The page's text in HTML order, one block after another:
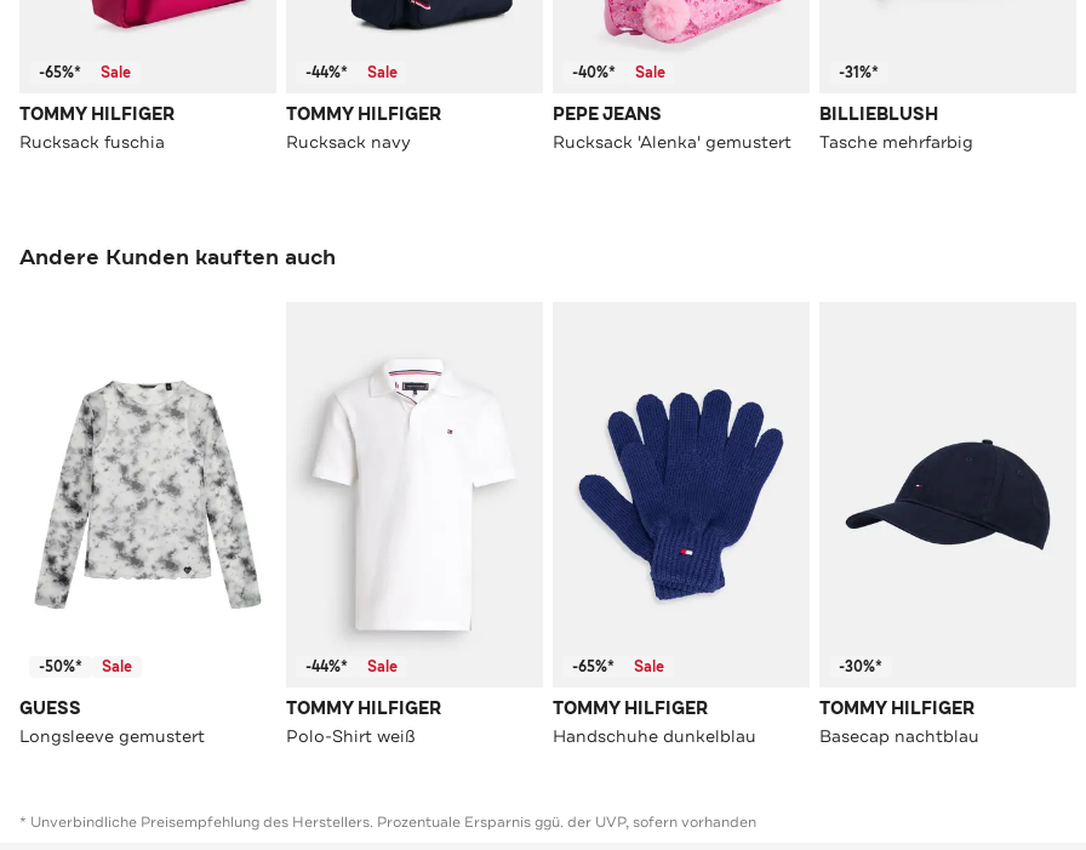
-65%* Sale
TOMMY HILFIGER
Rucksack fuschia
-44%* Sale
TOMMY HILFIGER
Rucksack navy
-40%* Sale
PEPE JEANS
Rucksack 'Alenka' gemustert
-31%*
BILLIEBLUSH
Tasche mehrfarbig
Andere Kunden kauften auch
-50%* Sale
GUESS
Longsleeve gemustert
-44%* Sale
TOMMY HILFIGER
Polo-Shirt weiß
-65%* Sale
TOMMY HILFIGER
Handschuhe dunkelblau
-30%*
TOMMY HILFIGER
Basecap nachtblau
* Unverbindliche Preisempfehlung des Herstellers. Prozentuale Ersparnis ggü. der UVP, sofern vorhanden